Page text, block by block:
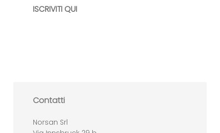
ISCRIVITI QUI
Contatti
Norsan Srl